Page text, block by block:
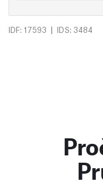
IDF: 17593 | IDS: 3484